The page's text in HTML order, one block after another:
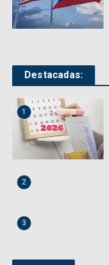
Destacadas:
1
2
3